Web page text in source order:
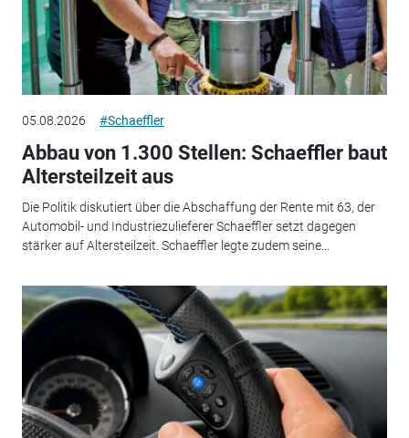
05.08.2026 #Schaeffler
Abbau von 1.300 Stellen: Schaeffler baut
Altersteilzeit aus
Die Politik diskutiert über die Abschaffung der Rente mit 63, der
Automobil- und Industriezulieferer Schaeffler setzt dagegen
stärker auf Altersteilzeit. Schaeffler legte zudem seine...